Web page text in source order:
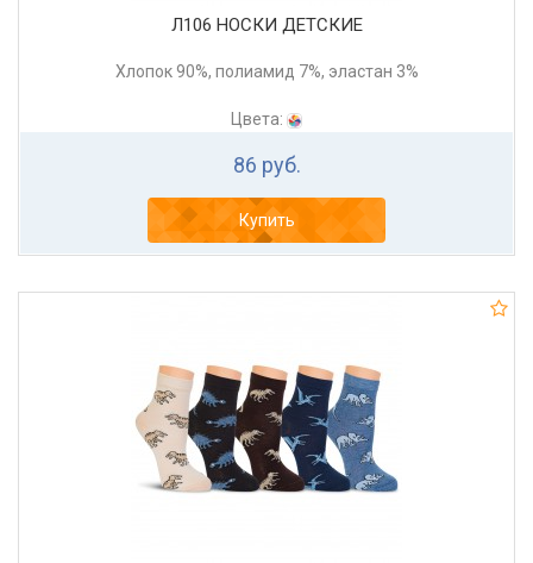
Л106 НОСКИ ДЕТСКИЕ
Хлопок 90%, полиамид 7%, эластан 3%
Цвета:
86 руб.
Купить